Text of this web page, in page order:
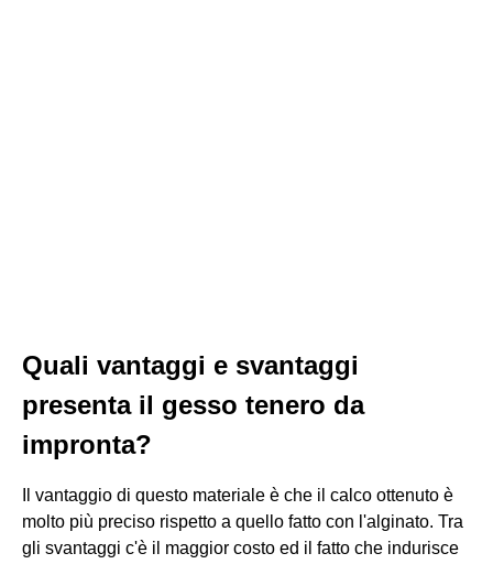
Quali vantaggi e svantaggi
presenta il gesso tenero da
impronta?
Il vantaggio di questo materiale è che il calco ottenuto è
molto più preciso rispetto a quello fatto con l'alginato. Tra
gli svantaggi c'è il maggior costo ed il fatto che indurisce